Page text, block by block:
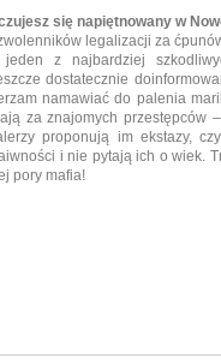
się napiętnowany w
legalizacji za
z najbardziej
dostatecznie
namawiać do palenia
za znajomych przestępców
proponują im ekstazy,
i nie pytają ich o wiek.
pory mafia!